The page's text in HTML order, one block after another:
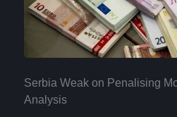
Serbia Weak on Penalising
Analysis